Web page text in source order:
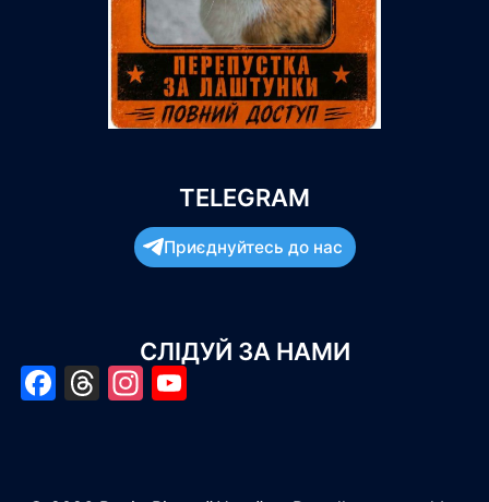
TELEGRAM
Приєднуйтесь до нас
СЛІДУЙ ЗА НАМИ
Facebook
Threads
Instagram